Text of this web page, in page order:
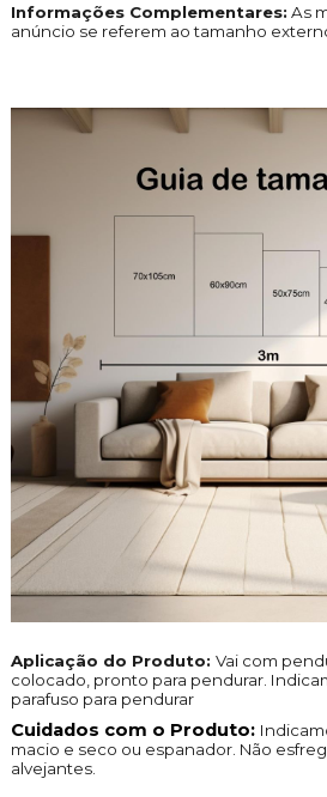
Informações Complementares: As
anúncio se referem ao tamanho
Aplicação do Produto: Vai com
colocado, pronto para pendurar.
parafuso para pendurar
Cuidados com o Produto:
macio e seco ou espanador. Não
alvejantes.